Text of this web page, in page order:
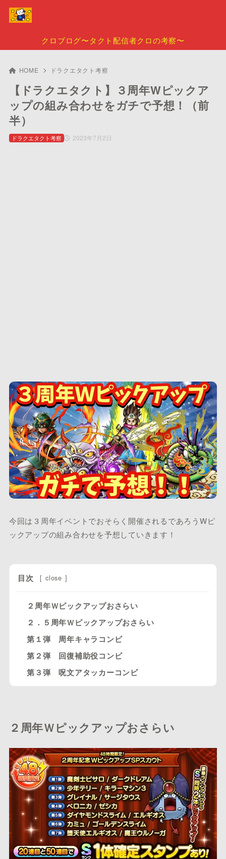
クロブログ〜タクト配信者クロの考察〜
HOME ドラクエタクト考察
【ドラクエタクト】３周年Wピックア
ップの組み合わせをガチで予想！（前
半）
2023年7月2日
ドラクエタクト考察
今回は３周年イベントでおそらく開催されるであろうWピ
ックアップの組み合わせを予想していきます！
目次 [ close ]
２周年Ｗピックアップおさらい
２．５周年Ｗピックアップおさらい
第１弾 周年キャラコンビ
第２弾 回復補助役コンビ
第３弾 呪文アタッカーコンビ
２周年Ｗピックアップおさらい